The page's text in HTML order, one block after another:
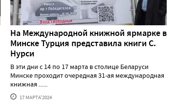
На Международной книжной ярмарке в
Минске Турция представила книги С.
Нурси
В эти дни с 14 по 17 марта в столице Беларуси
Минске проходит очередная 31-ая международная
книжная ......
17 МАРТА'2024